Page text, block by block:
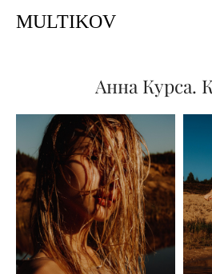
MULTIKOV
Анна Курса.